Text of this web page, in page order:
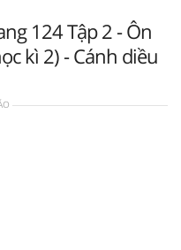
124 Tập 2 - Ôn
kì 2) - Cánh diều